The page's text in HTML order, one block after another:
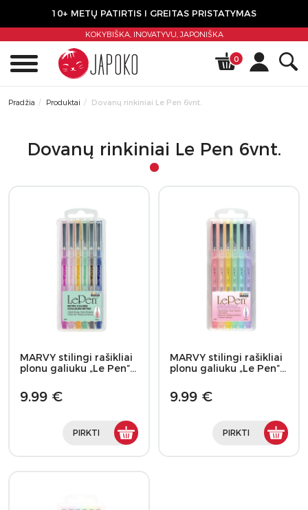
10+ METŲ PATIRTIS I GREITAS PRISTATYMAS
KOKYBIŠKA, INOVATYVU,JAPONIŠKA
0
Pradžia Produktai Dovanų rinkiniai Le Pen 6vnt.
Dovanų rinkiniai Le Pen 6vnt.
MARVY stilingi rašikliai
plonu galiuku „Le Pen”…
9.99 €
PIRKTI
MARVY stilingi rašikliai
plonu galiuku „Le Pen”…
9.99 €
PIRKTI